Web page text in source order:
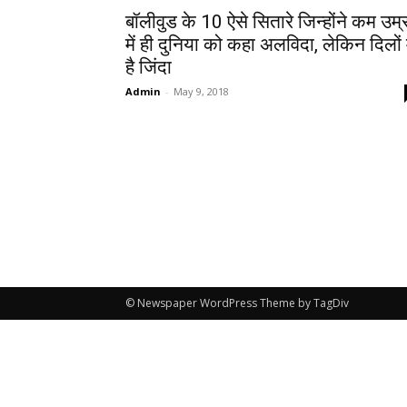
बॉलीवुड के 10 ऐसे सितारे जिन्होंने कम
में ही दुनिया को कहा अलविदा, लेकिन दिलों
है जिंदा
Admin - May 9, 2018
© Newspaper WordPress Theme by TagDiv